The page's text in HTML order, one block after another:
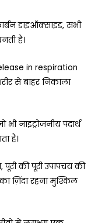
डाइऑक्साइड, सभी
है।
in respiration
से बाहर निकाला
नाइट्रोजनीय पदार्थ
है।
की पूरी उपापचय की
का ज़िंदा रहना मुश्किल